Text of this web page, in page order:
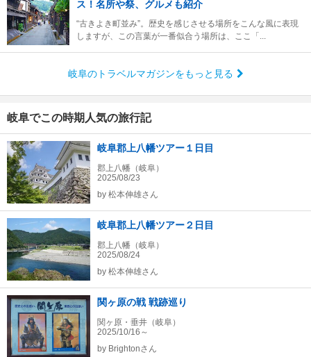
ス！名所や祭、グルメも紹介
“古きよき町並み”。歴史を感じさせる場所をこんな風に表現
しますが、この言葉が一番似合う場所は、ここ「...
岐阜のトラベルマガジンをもっと見る
岐阜でこの時期人気の旅行記
岐阜郡上八幡ツアー１日目
郡上八幡（岐阜）
2025/08/23
by 松本伸雄さん
岐阜郡上八幡ツアー２日目
郡上八幡（岐阜）
2025/08/24
by 松本伸雄さん
関ヶ原の戦 戦跡巡り
関ヶ原・垂井（岐阜）
2025/10/16～
by Brightonさん